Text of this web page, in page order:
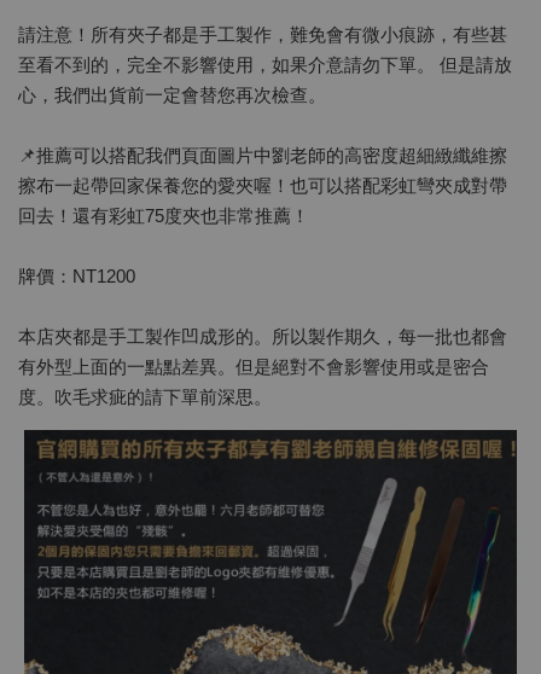
請注意！所有夾子都是手工製作，難免會有微小痕跡，有些甚
至看不到的，完全不影響使用，如果介意請勿下單。 但是請放
心，我們出貨前一定會替您再次檢查。
📌推薦可以搭配我們頁面圖片中劉老師的高密度超細緻纖維擦
擦布一起帶回家保養您的愛夾喔！也可以搭配彩虹彎夾成對帶
回去！還有彩虹75度夾也非常推薦！
牌價：NT1200
本店夾都是手工製作凹成形的。所以製作期久，每一批也都會
有外型上面的一點點差異。但是絕對不會影響使用或是密合
度。吹毛求疵的請下單前深思。